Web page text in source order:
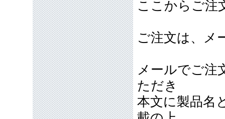
ここからご注
ご注文は、メ
メールでご注
ただき
本文に製品名